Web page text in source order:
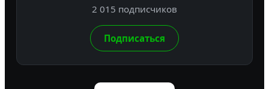
2 015 подписчиков
Подписаться